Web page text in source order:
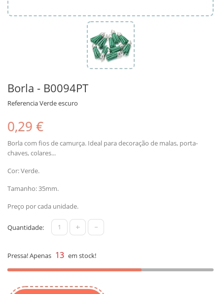
Borla - B0094PT
ReferenciaVerde escuro
0,29 €
Borla com fios de camurça. Ideal para decoração de malas, porta-
chaves, colares...
Cor: Verde.
Tamanho: 35mm.
Preço por cada unidade.
Quantidade: + -
Pressa! Apenas 13 em stock!